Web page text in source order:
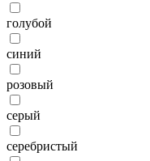
голубой
синий
розовый
серый
серебристый